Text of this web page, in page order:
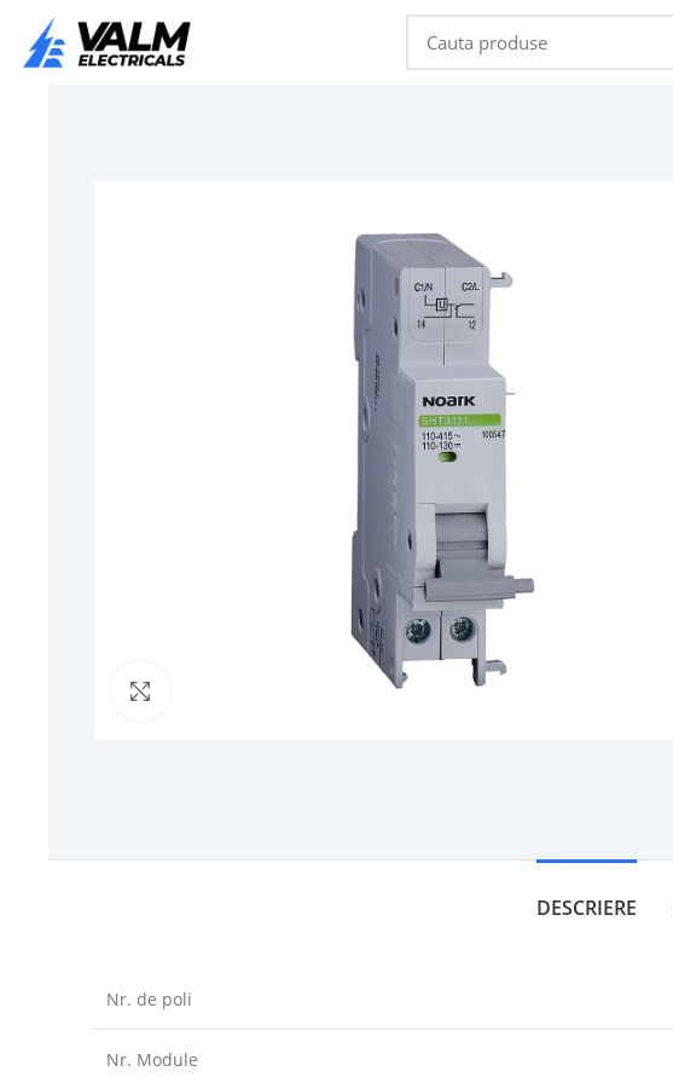
DESCRIERE
Nr. de poli
Nr. Module